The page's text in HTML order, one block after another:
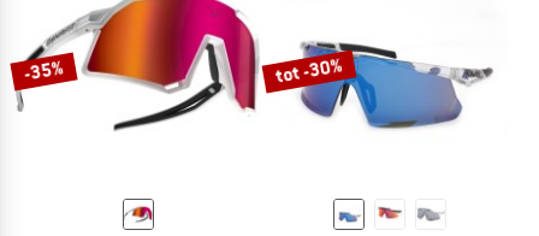
-35% tot -30%